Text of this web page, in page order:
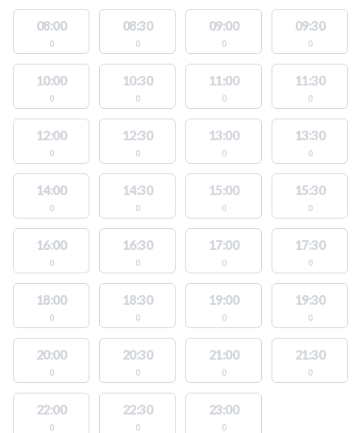
08:00
0
08:30
0
09:00
0
09:30
0
10:00
0
10:30
0
11:00
0
11:30
0
12:00
0
12:30
0
13:00
0
13:30
0
14:00
0
14:30
0
15:00
0
15:30
0
16:00
0
16:30
0
17:00
0
17:30
0
18:00
0
18:30
0
19:00
0
19:30
0
20:00
0
20:30
0
21:00
0
21:30
0
22:00
0
22:30
0
23:00
0